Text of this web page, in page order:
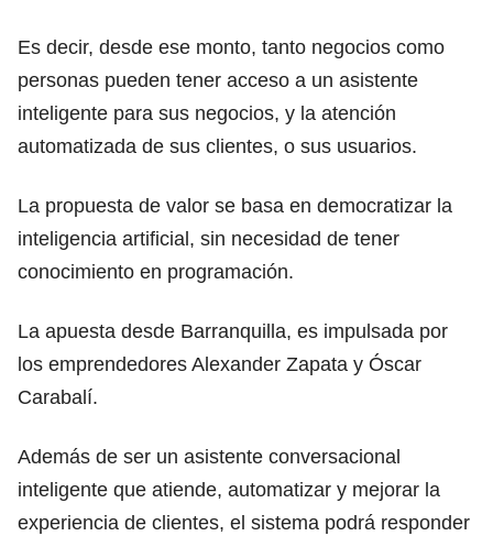
Es decir, desde ese monto, tanto negocios como
personas pueden tener acceso a un asistente
inteligente para sus negocios, y la atención
automatizada de sus clientes, o sus usuarios.
La propuesta de valor se basa en democratizar la
inteligencia artificial, sin necesidad de tener
conocimiento en programación.
La apuesta desde Barranquilla, es impulsada por
los emprendedores Alexander Zapata y Óscar
Carabalí.
Además de ser un asistente conversacional
inteligente que atiende, automatizar y mejorar la
experiencia de clientes, el sistema podrá responder